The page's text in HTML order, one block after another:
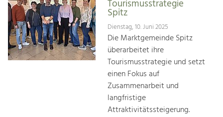
Tourismusstrategie
Spitz
Dienstag, 10. Juni 2025
Die Marktgemeinde Spitz
überarbeitet ihre
Tourismusstrategie und setzt
einen Fokus auf
Zusammenarbeit und
langfristige
Attraktivitätssteigerung.